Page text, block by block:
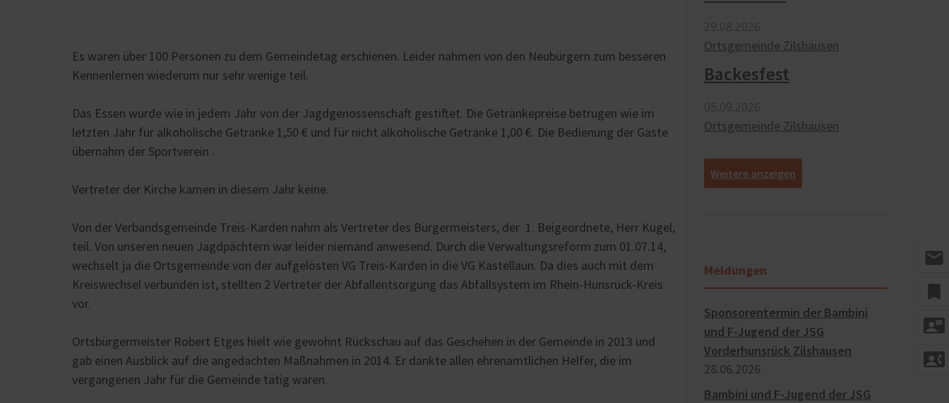
Es waren über 100 Personen zu dem Gemeindetag erschienen. Leider nahmen von den Neubürgern zum besseren
Kennenlernen wiederum nur sehr wenige teil.
Das Essen wurde wie in jedem Jahr von der Jagdgenossenschaft gestiftet. Die Getränkepreise betrugen wie im
letzten Jahr für alkoholische Getränke 1,50 € und für nicht alkoholische Getränke 1,00 €. Die Bedienung der Gäste
übernahm der Sportverein .
Vertreter der Kirche kamen in diesem Jahr keine.
Von der Verbandsgemeinde Treis-Karden nahm als Vertreter des Bürgermeisters, der 1. Beigeordnete, Herr Kugel,
teil. Von unseren neuen Jagdpächtern war leider niemand anwesend. Durch die Verwaltungsreform zum 01.07.14,
wechselt ja die Ortsgemeinde von der aufgelösten VG Treis-Karden in die VG Kastellaun. Da dies auch mit dem
Kreiswechsel verbunden ist, stellten 2 Vertreter der Abfallentsorgung das Abfallsystem im Rhein-Hunsrück-Kreis
vor.
Ortsbürgermeister Robert Etges hielt wie gewohnt Rückschau auf das Geschehen in der Gemeinde in 2013 und
gab einen Ausblick auf die angedachten Maßnahmen in 2014. Er dankte allen ehrenamtlichen Helfer, die im
vergangenen Jahr für die Gemeinde tätig waren.
mail
bookmark
contact_mail
contact_phone
29.​08.​2026
Ortsgemeinde Zilshausen
Backesfest
05.​09.​2026
Ortsgemeinde Zilshausen
Meldungen
Sponsorentermin der Bambini
und F-Jugend der JSG
Vorderhunsrück Zilshausen
28.​06.​2026
Bambini und F-Jugend der JSG